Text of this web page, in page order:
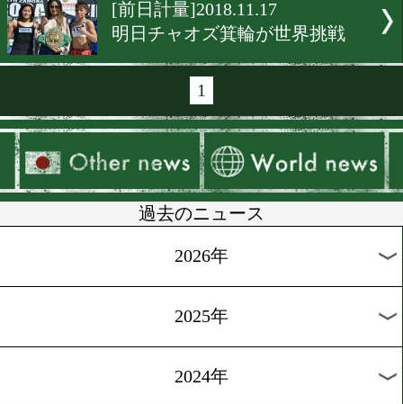
[インタビュー]2018.11.20
塙英理加これがラストチャ
[前日計量]2018.11.19
2年2ヶ月ぶりに激突!
[前日計量・調印式
ベルトを懸けて因縁の再戦!
[世界戦速報]2018.11.18